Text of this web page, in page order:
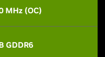
MHz (OC)
GDDR6